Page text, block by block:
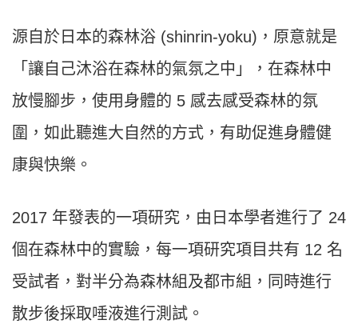
源自於日本的森林浴 (shinrin-yoku)，原意就是
「讓自己沐浴在森林的氣氛之中」，在森林中
放慢腳步，使用身體的 5 感去感受森林的氛
圍，如此聽進大自然的方式，有助促進身體健
康與快樂。
2017 年發表的一項研究，由日本學者進行了 24
個在森林中的實驗，每一項研究項目共有 12 名
受試者，對半分為森林組及都市組，同時進行
散步後採取唾液進行測試。